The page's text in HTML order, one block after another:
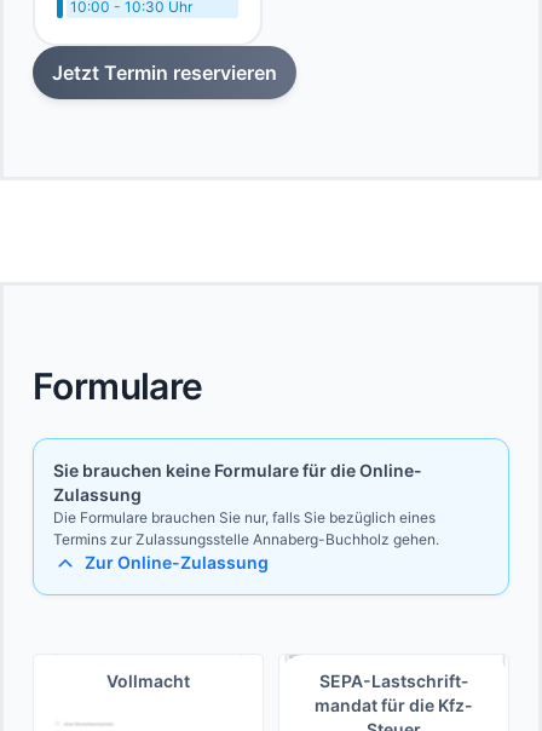
10:00 - 10:30 Uhr
Jetzt Termin reservieren
Formulare
Sie brauchen keine Formulare für die Online-
Zulassung
Die Formulare brauchen Sie nur, falls Sie bezüglich eines
Termins zur Zulassungsstelle Annaberg-Buchholz gehen.
Zur Online-Zulassung
Vollmacht
SEPA-Lastschrift­
mandat für die Kfz-